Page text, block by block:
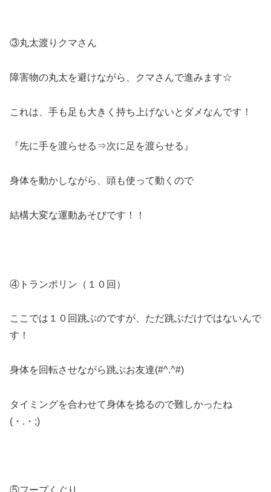
③丸太渡りクマさん
障害物の丸太を避けながら、クマさんで進みます☆
これは、手も足も大きく持ち上げないとダメなんです！
『先に手を渡らせる⇒次に足を渡らせる』
身体を動かしながら、頭も使って動くので
結構大変な運動あそびです！！
④トランポリン（１０回）
ここでは１０回跳ぶのですが、ただ跳ぶだけではないんで
す！
身体を回転させながら跳ぶお友達(#^.^#)
タイミングを合わせて身体を捻るので難しかったね
(・.・;)